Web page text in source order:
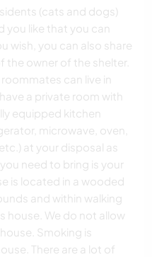
(cats and dogs)
you like that you can
wish, you can also share
the owner of the shelter.
can live in
a private room with
equipped kitchen
microwave, oven,
at your disposal as
need to bring is your
is located in a wooded
and within walking
house. We do not allow
Smoking is
There are a lot of